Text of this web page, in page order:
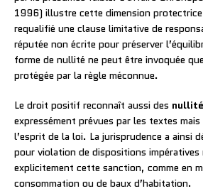
1996) illustre cette dimension
requalifié une clause limitative de
réputée non écrite pour préserver
forme de nullité ne peut être invoquée
protégée par la règle méconnue.
Le droit positif reconnaît aussi des
expressément prévues par les textes
l’esprit de la loi. La jurisprudence a ainsi
pour violation de dispositions impératives
explicitement cette sanction, comme en
consommation ou de baux d’habitation.